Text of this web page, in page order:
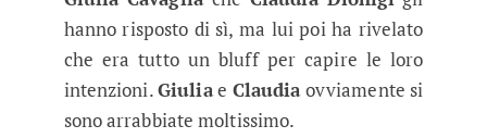
hanno risposto di sì, ma lui poi ha rivelato
che era tutto un bluff per capire le loro
intenzioni.Giuliae Claudiaovviamente si
sono arrabbiate moltissimo.